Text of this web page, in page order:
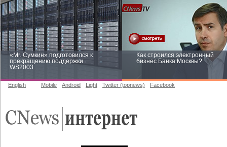
«Mr. Сумкин» подготовился к
прекращению поддержки
WS2003
Как строился электронный
бизнес Банка Москвы?
English Mobile Android Light Twitter (topnews) Facebook